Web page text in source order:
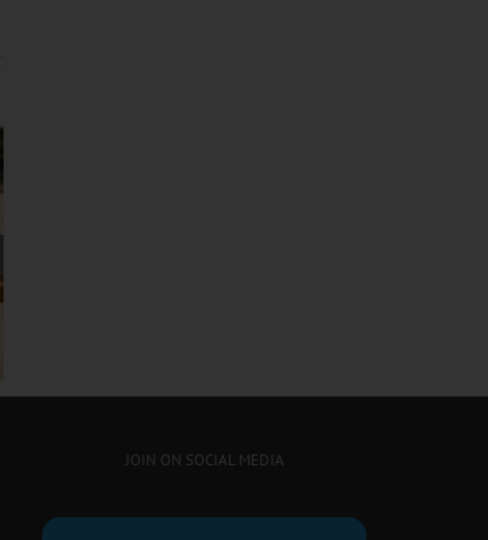
JOIN ON SOCIAL MEDIA